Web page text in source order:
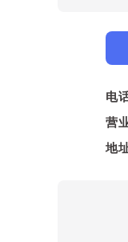
电
营
地